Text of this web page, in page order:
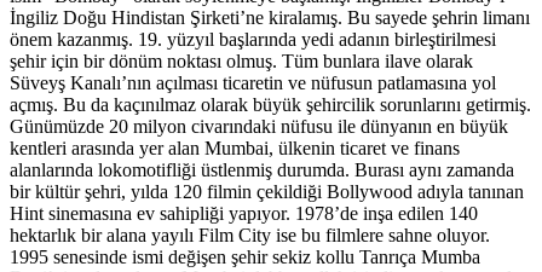
İngiliz Doğu Hindistan Şirketi’ne kiralamış. Bu sayede şehrin limanı
önem kazanmış. 19. yüzyıl başlarında yedi adanın birleştirilmesi
şehir için bir dönüm noktası olmuş. Tüm bunlara ilave olarak
Süveyş Kanalı’nın açılması ticaretin ve nüfusun patlamasına yol
açmış. Bu da kaçınılmaz olarak büyük şehircilik sorunlarını getirmiş.
Günümüzde 20 milyon civarındaki nüfusu ile dünyanın en büyük
kentleri arasında yer alan Mumbai, ülkenin ticaret ve finans
alanlarında lokomotifliği üstlenmiş durumda. Burası aynı zamanda
bir kültür şehri, yılda 120 filmin çekildiği Bollywood adıyla tanınan
Hint sinemasına ev sahipliği yapıyor. 1978’de inşa edilen 140
hektarlık bir alana yayılı Film City ise bu filmlere sahne oluyor.
1995 senesinde ismi değişen şehir sekiz kollu Tanrıça Mumba